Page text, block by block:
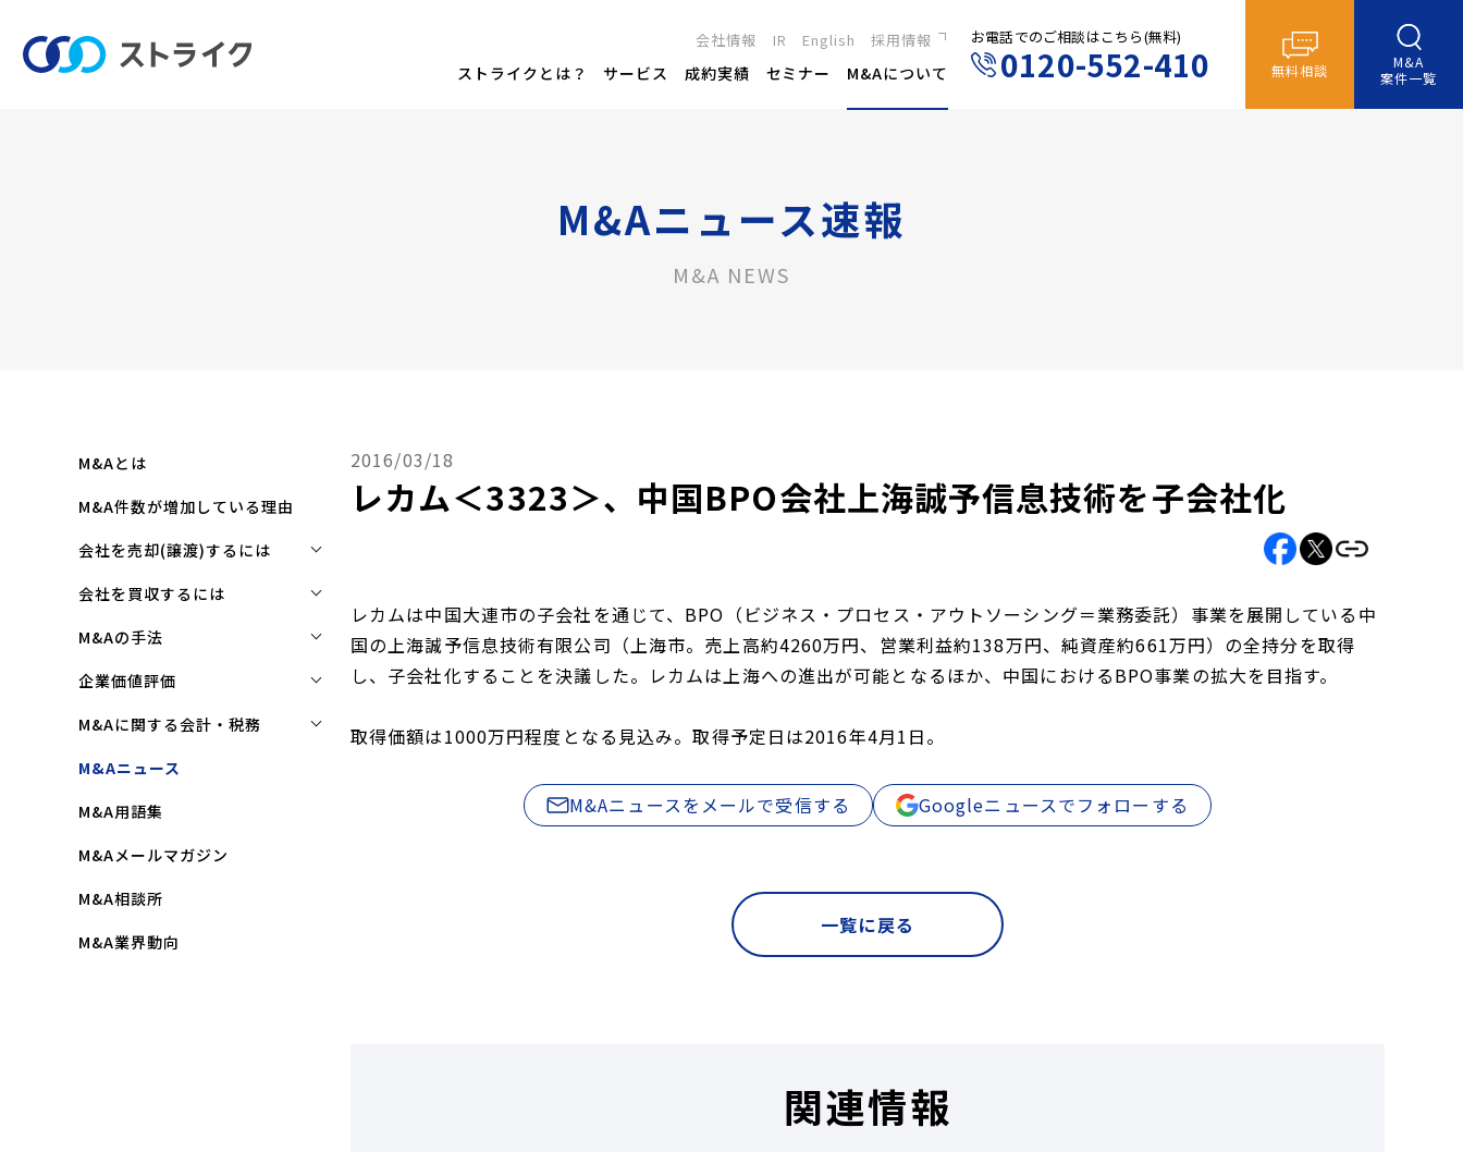
会社情報 IR English 採用情報
新卒採用
キャリア採用
ストライクとは？ サービス 成約実績 セミナー M&Aについて
お電話でのご相談はこちら(無料)
0120-552-410 無料相談
M&A
案件一覧
M&Aニュース速報
M&A NEWS
M&Aとは
M&A件数が増加している理由
会社を売却(譲渡)するには
会社を売却(譲渡)するには
M&Aで売れる会社の条件とは
M&Aで買い手はここを見る
会社を買収するには
会社を買収するには
企業買収を成功させるポイント
買収監査(デューディリジェン
ス)とは
クロージングと引継ぎ
企業買収の流れと手順
M&Aの手法
株式譲渡
第三者割当増資
資本業務提携
企業価値評価
企業価値評価(バリュエーショ
企業評価と売買価格の違い
中小企業M&Aにおける企業価値
ン)の算定方法
純資産法(コストアプローチ)
M&Aに関する会計・税務
株式譲渡にかかる税金(個人・
事業譲渡にかかる税金(個人・
法人)
M&Aにおける節税(役職退職金
スキーム)
赤字・債務超過会社の買収制限
M&Aニュース
M&A用語集
M&Aメールマガジン
M&A相談所
M&A業界動向
2016/03/18
レカム＜3323＞、中国BPO会社上海誠予信息技術を子会社化
レカムは中国大連市の子会社を通じて、BPO（ビジネス・プロセス・アウトソーシング＝業務委託）事業を展開している中
国の上海誠予信息技術有限公司（上海市。売上高約4260万円、営業利益約138万円、純資産約661万円）の全持分を取得
し、子会社化することを決議した。レカムは上海への進出が可能となるほか、中国におけるBPO事業の拡大を目指す。
取得価額は1000万円程度となる見込み。取得予定日は2016年4月1日。
M&Aニュースをメールで受信する Googleニュースでフォローする
一覧に戻る
関連情報